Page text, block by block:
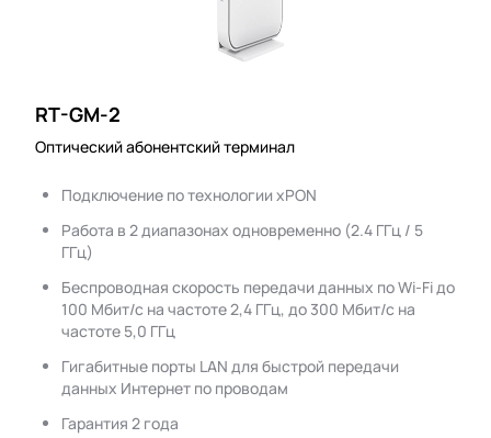
RT-GM-2
Оптический абонентский терминал
Подключение по технологии xPON
Работа в 2 диапазонах одновременно (2.4 ГГц / 5
ГГц)
Беспроводная скорость передачи данных по Wi-Fi до
100 Мбит/с на частоте 2,4 ГГц, до 300 Мбит/с на
частоте 5,0 ГГц
Гигабитные порты LAN для быстрой передачи
данных Интернет по проводам
Гарантия 2 года